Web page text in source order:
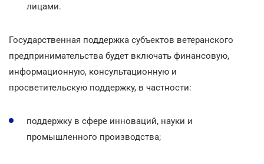
лицами.
Государственная поддержка субъектов ветеранского
предпринимательства будет включать финансовую,
информационную, консультационную и
просветительскую поддержку, в частности:
поддержку в сфере инноваций, науки и
промышленного производства;